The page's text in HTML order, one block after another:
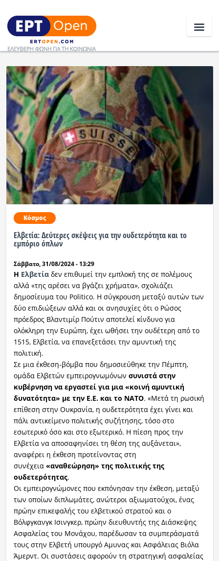
Ειδήσεις
Ελλάδα
Κοινωνία
Πολιτική
Οικονομία
Αθλητικά
Ραδιόφωνο
Εκπομπές
Πολιτισμός
Κόσμος
Ελβετία: Δεύτερες σκέψεις για την ουδετερότητα και το
εμπόριο όπλων
Σάββατο, 31/08/2024 - 13:29
Η Ελβετίαδεν επιθυμεί την εμπλοκή της σε πολέμους
αλλά «της αρέσει να βγάζει χρήματα», σχολιάζει
δημοσίευμα του Politico. Η σύγκρουση μεταξύ αυτών των
δύο επιδιώξεων αλλά και οι ανησυχίες ότι ο Ρώσος
πρόεδρος Βλαντιμίρ Πούτιν αποτελεί κίνδυνο για
ολόκληρη την Ευρώπη, έχει ωθήσει την ουδέτερη από το
1515, Ελβετία, να επανεξετάσει την αμυντική της
πολιτική.
Σε μια έκθεση-βόμβα που δημοσιεύθηκε την Πέμπτη,
ομάδα Ελβετών εμπειρογνωμόνων συνιστά στην
κυβέρνηση να εργαστεί για μια «κοινή αμυντική
δυνατότητα» με την Ε.Ε. και το ΝΑΤΟ. «Μετά τη ρωσική
επίθεση στην Ουκρανία, η ουδετερότητα έχει γίνει και
πάλι αντικείμενο πολιτικής συζήτησης, τόσο στο
εσωτερικό όσο και στο εξωτερικό. Η πίεση προς την
Ελβετία να αποσαφηνίσει τη θέση της αυξάνεται»,
αναφέρει η έκθεση προτείνοντας στη
συνέχεια «αναθεώρηση» της πολιτικής της
ουδετερότητας.
Οι εμπειρογνώμονες που εκπόνησαν την έκθεση, μεταξύ
των οποίων διπλωμάτες, ανώτεροι αξιωματούχοι, ένας
πρώην επικεφαλής του ελβετικού στρατού και ο
Βόλφγκανγκ Ισινγκερ, πρώην διευθυντής της Διάσκεψης
Ασφαλείας του Μονάχου, παρέδωσαν τα συμπεράσματά
τους στην Ελβετή υπουργό Αμυνας και Ασφάλειας Βιόλα
Άμερντ. Οι συστάσεις αφορούν τη στρατηγική ασφαλείας